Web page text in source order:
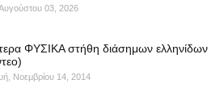
03, 2026
ΦΥΣΙΚΑ στήθη διάσημων ελληνίδων
Νοεμβρίου 14, 2014